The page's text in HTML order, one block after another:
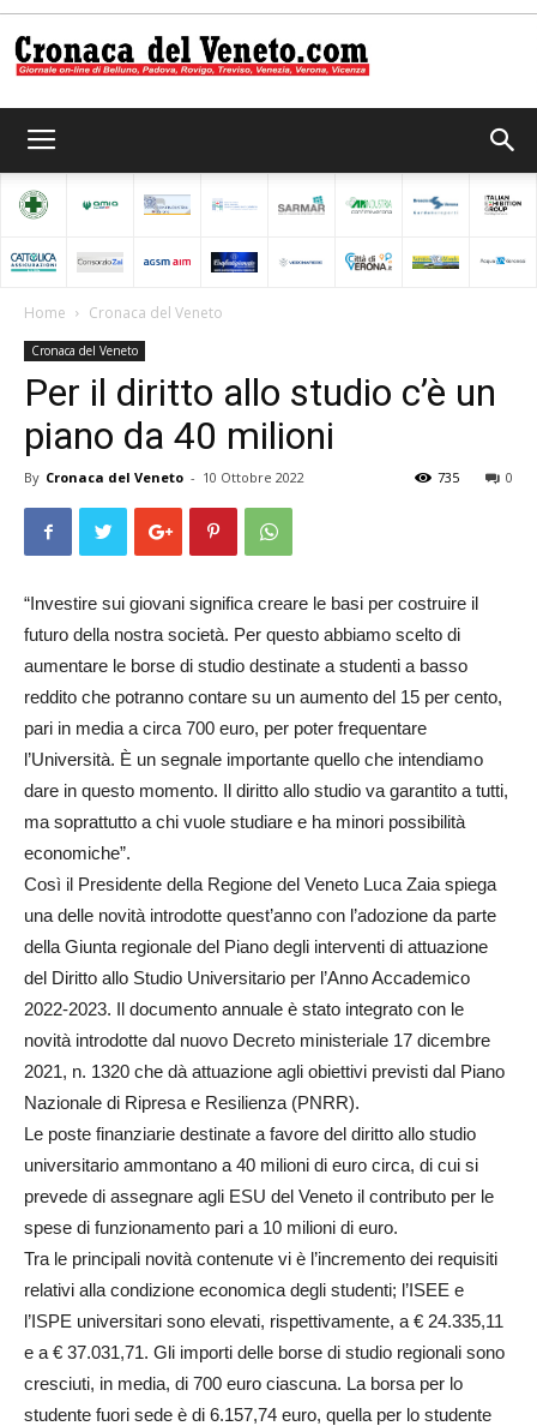
del
Home Cronaca del Veneto
Cronaca del Veneto
Per il diritto allo studio c’è un
piano da 40 milioni
By Cronaca del Veneto - 10 Ottobre 2022 0
735
“Investire sui giovani significa creare le basi per costruire il
futuro della nostra società. Per questo abbiamo scelto di
aumentare le borse di studio destinate a studenti a basso
reddito che potranno contare su un aumento del 15 per cento,
pari in media a circa 700 euro, per poter frequentare
l’Università. È un segnale importante quello che intendiamo
dare in questo momento. Il diritto allo studio va garantito a tutti,
ma soprattutto a chi vuole studiare e ha minori possibilità
economiche”.
Così il Presidente della Regione del Veneto Luca Zaia spiega
una delle novità introdotte quest’anno con l’adozione da parte
della Giunta regionale del Piano degli interventi di attuazione
del Diritto allo Studio Universitario per l’Anno Accademico
2022-2023. Il documento annuale è stato integrato con le
novità introdotte dal nuovo Decreto ministeriale 17 dicembre
2021, n. 1320 che dà attuazione agli obiettivi previsti dal Piano
Nazionale di Ripresa e Resilienza (PNRR).
Le poste finanziarie destinate a favore del diritto allo studio
universitario ammontano a 40 milioni di euro circa, di cui si
prevede di assegnare agli ESU del Veneto il contributo per le
spese di funzionamento pari a 10 milioni di euro.
Tra le principali novità contenute vi è l’incremento dei requisiti
relativi alla condizione economica degli studenti; l’ISEE e
l’ISPE universitari sono elevati, rispettivamente, a € 24.335,11
e a € 37.031,71. Gli importi delle borse di studio regionali sono
cresciuti, in media, di 700 euro ciascuna. La borsa per lo
studente fuori sede è di 6.157,74 euro, quella per lo studente